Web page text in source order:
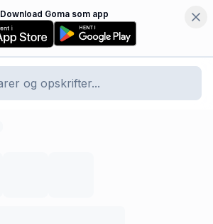
Download Goma som app